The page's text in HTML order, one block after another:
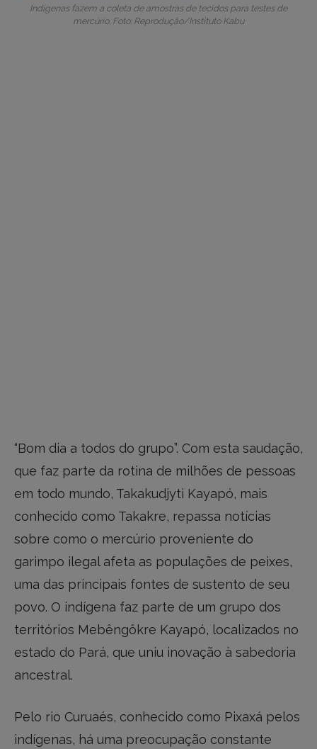
Indígenas fazem a coleta de amostras de tecidos para testes de
mercúrio. Foto: Reprodução/Instituto Kabu
“Bom dia a todos do grupo”. Com esta saudação,
que faz parte da rotina de milhões de pessoas
em todo mundo, Takakudjyti Kayapó, mais
conhecido como Takakre, repassa notícias
sobre como o mercúrio proveniente do
garimpo ilegal afeta as populações de peixes,
uma das principais fontes de sustento de seu
povo. O indígena faz parte de um grupo dos
territórios Mebêngôkre Kayapó, localizados no
estado do Pará, que uniu inovação à sabedoria
ancestral.
Pelo rio Curuaés, conhecido como Pixaxá pelos
indígenas, há uma preocupação constante